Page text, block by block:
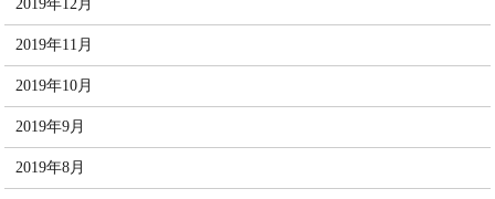
2019年12月
2019年11月
2019年10月
2019年9月
2019年8月